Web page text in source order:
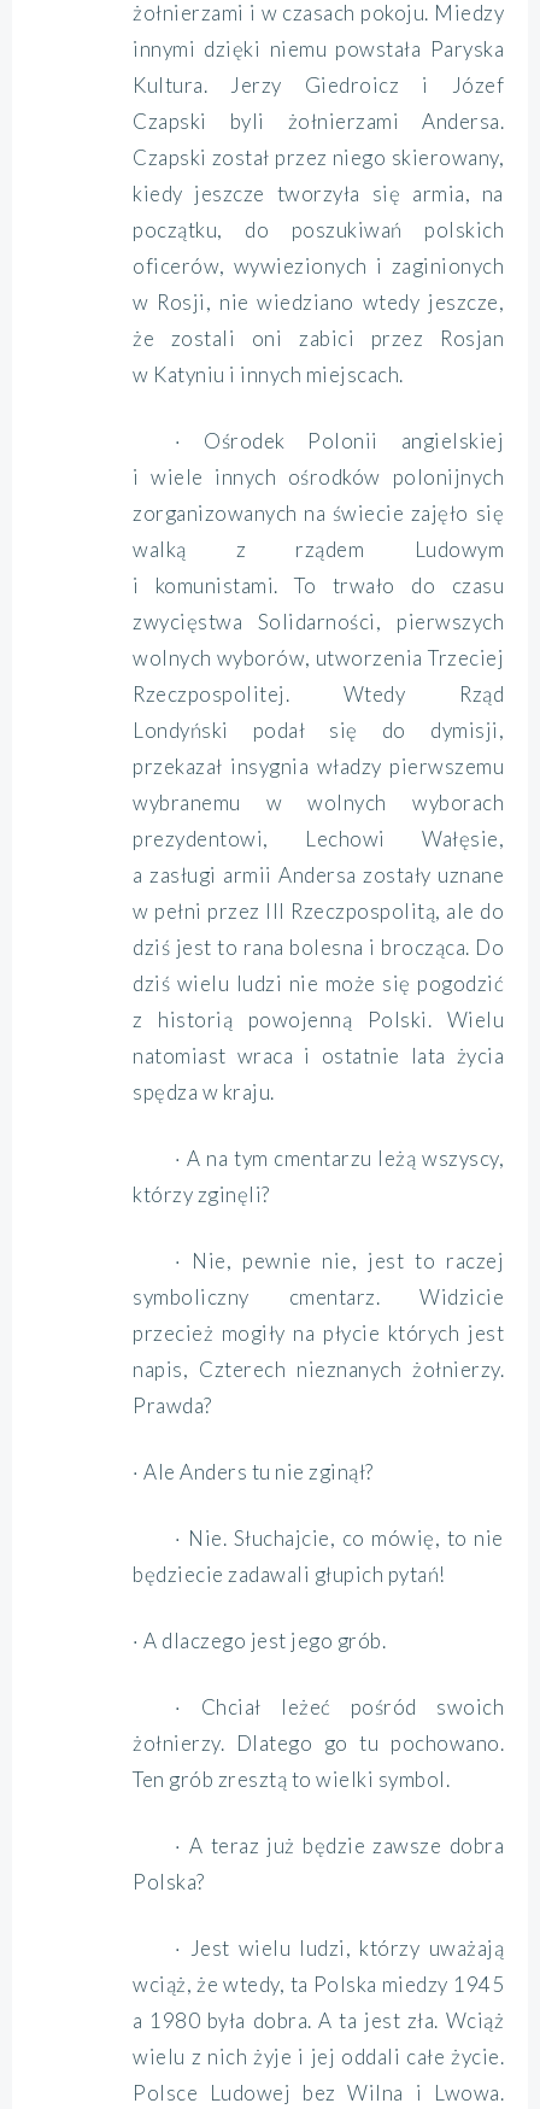
żołnierzami i w czasach pokoju. Miedzy
innymi dzięki niemu powstała Paryska
Kultura. Jerzy Giedroicz i Józef
Czapski byli żołnierzami Andersa.
Czapski został przez niego skierowany,
kiedy jeszcze tworzyła się armia, na
początku, do poszukiwań polskich
oficerów, wywiezionych i zaginionych
w Rosji, nie wiedziano wtedy jeszcze,
że zostali oni zabici przez Rosjan
w Katyniu i innych miejscach.
· Ośrodek Polonii angielskiej
i wiele innych ośrodków polonijnych
zorganizowanych na świecie zajęło się
walką z rządem Ludowym
i komunistami. To trwało do czasu
zwycięstwa Solidarności, pierwszych
wolnych wyborów, utworzenia Trzeciej
Rzeczpospolitej. Wtedy Rząd
Londyński podał się do dymisji,
przekazał insygnia władzy pierwszemu
wybranemu w wolnych wyborach
prezydentowi, Lechowi Wałęsie,
a zasługi armii Andersa zostały uznane
w pełni przez III Rzeczpospolitą, ale do
dziś jest to rana bolesna i brocząca. Do
dziś wielu ludzi nie może się pogodzić
z historią powojenną Polski. Wielu
natomiast wraca i ostatnie lata życia
spędza w kraju.
· A na tym cmentarzu leżą wszyscy,
którzy zginęli?
· Nie, pewnie nie, jest to raczej
symboliczny cmentarz. Widzicie
przecież mogiły na płycie których jest
napis, Czterech nieznanych żołnierzy.
Prawda?
· Ale Anders tu nie zginął?
· Nie. Słuchajcie, co mówię, to nie
będziecie zadawali głupich pytań!
· A dlaczego jest jego grób.
· Chciał leżeć pośród swoich
żołnierzy. Dlatego go tu pochowano.
Ten grób zresztą to wielki symbol.
· A teraz już będzie zawsze dobra
Polska?
· Jest wielu ludzi, którzy uważają
wciąż, że wtedy, ta Polska miedzy 1945
a 1980 była dobra. A ta jest zła. Wciąż
wielu z nich żyje i jej oddali całe życie.
Polsce Ludowej bez Wilna i Lwowa.